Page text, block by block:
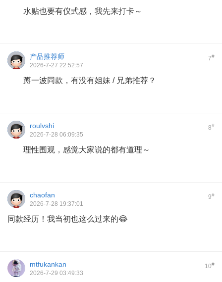
水贴也要有仪式感，我先来打卡～
7#
产品推荐师
2026-7-27 22:52:57
蹲一波同款，有没有姐妹 / 兄弟推荐？
8#
roulvshi
2026-7-28 06:09:35
理性围观，感觉大家说的都有道理～
9#
chaofan
2026-7-28 19:37:01
同款经历！我当初也这么过来的😂
10#
mtfukankan
2026-7-29 03:49:33